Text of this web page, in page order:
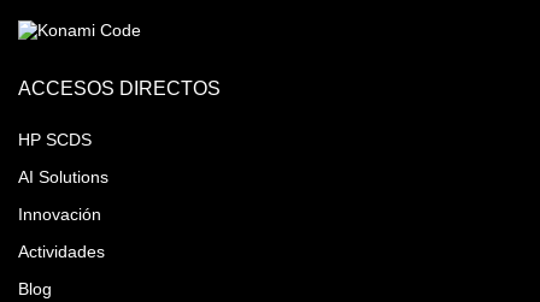
ACCESOS DIRECTOS
HP SCDS
AI Solutions
Innovación
Actividades
Blog